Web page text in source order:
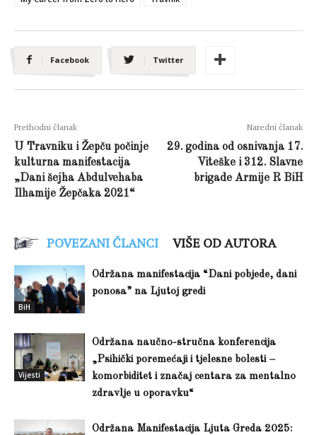
Facebook Twitter
Prethodni članak
U Travniku i Žepču počinje
kulturna manifestacija
„Dani šejha Abdulvehaba
Ilhamije Žepčaka 2021“
Naredni članak
29. godina od osnivanja 17.
Viteške i 312. Slavne
brigade Armije R BiH
POVEZANI ČLANCI VIŠE OD AUTORA
BiH
Održana manifestacija “Dani pobjede, dani
ponosa” na Ljutoj gredi
Vijesti
Održana naučno-stručna konferencija
„Psihički poremećaji i tjelesne bolesti –
komorbiditet i značaj centara za mentalno
zdravlje u oporavku“
Održana Manifestacija Ljuta Greda 2025: